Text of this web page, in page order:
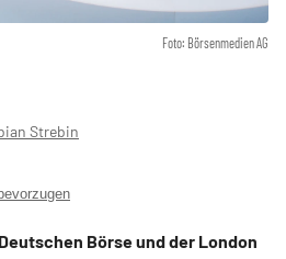
Foto: Börsenmedien AG
Strebin
Börse und der London